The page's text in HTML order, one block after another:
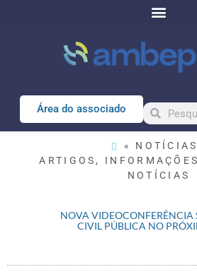
Área do associado
«
ARTIGOS ,
NOTÍCIAS
NOVA VIDEOCONFERÊNCIA
CIVIL PÚBLICA NO